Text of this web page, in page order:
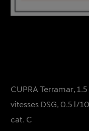
CUPRA Terramar,
vitesses DSG, 0.5 l/
cat. C